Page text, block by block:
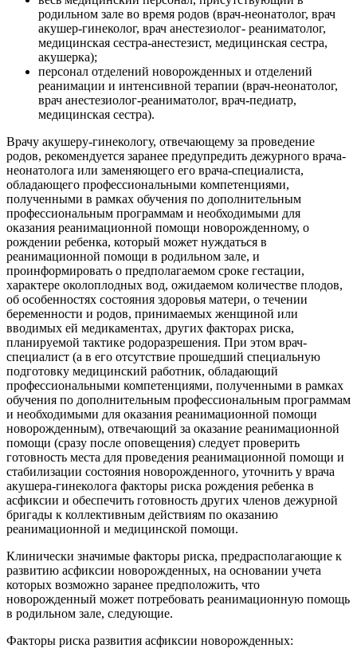
родильном зале во время родов (врач-неонатолог, врач
акушер-гинеколог, врач анестезиолог- реаниматолог,
медицинская сестра-анестезист, медицинская сестра,
акушерка);
персонал отделений новорожденных и отделений
реанимации и интенсивной терапии (врач-неонатолог,
врач анестезиолог-реаниматолог, врач-педиатр,
медицинская сестра).
Врачу акушеру-гинекологу, отвечающему за проведение
родов, рекомендуется заранее предупредить дежурного врача-
неонатолога или заменяющего его врача-специалиста,
обладающего профессиональными компетенциями,
полученными в рамках обучения по дополнительным
профессиональным программам и необходимыми для
оказания реанимационной помощи новорожденному, о
рождении ребенка, который может нуждаться в
реанимационной помощи в родильном зале, и
проинформировать о предполагаемом сроке гестации,
характере околоплодных вод, ожидаемом количестве плодов,
об особенностях состояния здоровья матери, о течении
беременности и родов, принимаемых женщиной или
вводимых ей медикаментах, других факторах риска,
планируемой тактике родоразрешения. При этом врач-
специалист (а в его отсутствие прошедший специальную
подготовку медицинский работник, обладающий
профессиональными компетенциями, полученными в рамках
обучения по дополнительным профессиональным программам
и необходимыми для оказания реанимационной помощи
новорожденным), отвечающий за оказание реанимационной
помощи (сразу после оповещения) следует проверить
готовность места для проведения реанимационной помощи и
стабилизации состояния новорожденного, уточнить у врача
акушера-гинеколога факторы риска рождения ребенка в
асфиксии и обеспечить готовность других членов дежурной
бригады к коллективным действиям по оказанию
реанимационной и медицинской помощи.
Клинически значимые факторы риска, предрасполагающие к
развитию асфиксии новорожденных, на основании учета
которых возможно заранее предположить, что
новорожденный может потребовать реанимационную помощь
в родильном зале, следующие.
Факторы риска развития асфиксии новорожденных: